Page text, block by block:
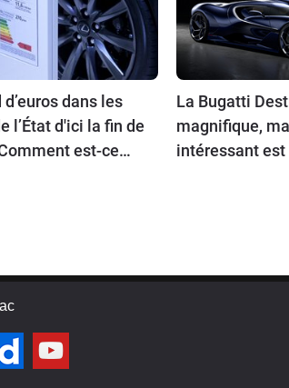
dans les
l’État d'ici la fin de
est-ce
La Bugatti
magnifique,
intéressant est